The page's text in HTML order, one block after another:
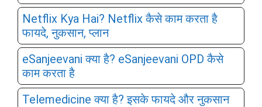
Netflix Kya Hai? Netflix कैसे काम करता है
फायदे, नुकसान, प्लान
eSanjeevani क्या है? eSanjeevani OPD कैसे
काम करता है
Telemedicine क्या है? इसके फायदे और नुकसान